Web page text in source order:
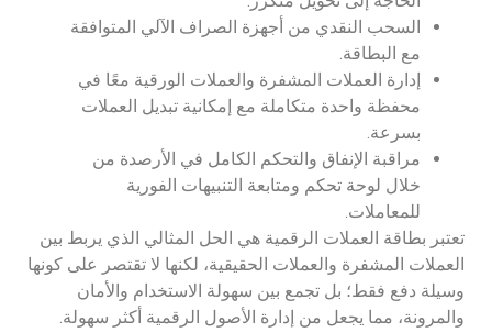
السحب النقدي من أجهزة الصراف الآلي المتوافقة
مع البطاقة.
إدارة العملات المشفرة والعملات الورقية معًا في
محفظة واحدة متكاملة مع إمكانية تبديل العملات
بسرعة.
مراقبة الإنفاق والتحكم الكامل في الأرصدة من
خلال لوحة تحكم ومتابعة التنبيهات الفورية
للمعاملات.
تعتبر بطاقة العملات الرقمية هي الحل المثالي الذي يربط بين
العملات المشفرة والعملات الحقيقية، لكنها لا تقتصر على كونها
وسيلة دفع فقط؛ بل تجمع بين سهولة الاستخدام والأمان
والمرونة، مما يجعل من إدارة الأصول الرقمية أكثر سهولة.